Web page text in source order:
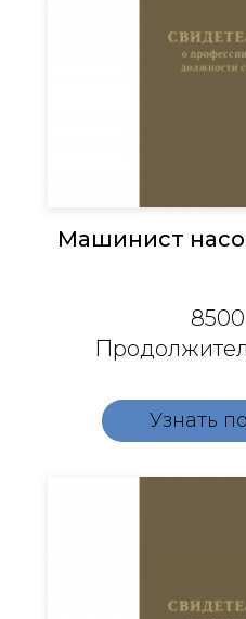
Машинист
8500
Узнать